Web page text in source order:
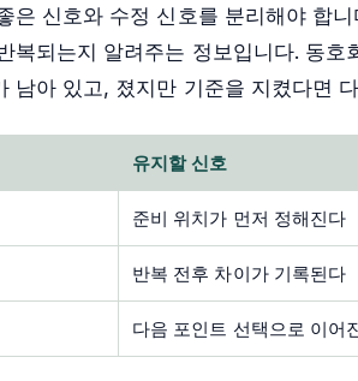
은 신호와 수정 신호를 분리해야 합
복되는지 알려주는 정보입니다. 동
남아 있고, 졌지만 기준을 지켰다면
유지할 신호
준비 위치가 먼저 정해진다
반복 전후 차이가 기록된다
다음 포인트 선택으로 이어